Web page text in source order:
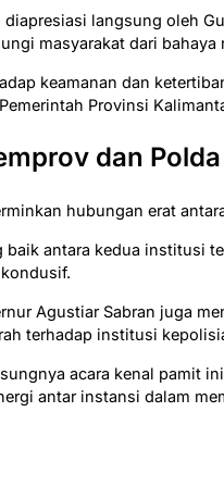
diapresiasi langsung oleh
masyarakat dari bahaya
keamanan dan
Provinsi
dan
hubungan erat
baik antara kedua institusi
Agustiar Sabran juga
terhadap institusi
acara kenal pamit
antar instansi dalam